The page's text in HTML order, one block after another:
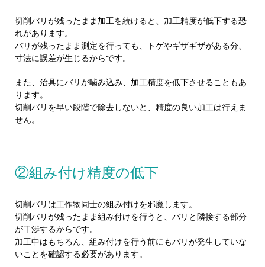
切削バリが残ったまま加工を続けると、加工精度が低下する恐
れがあります。
バリが残ったまま測定を行っても、トゲやギザギザがある分、
寸法に誤差が生じるからです。
また、治具にバリが噛み込み、加工精度を低下させることもあ
ります。
切削バリを早い段階で除去しないと、精度の良い加工は行えま
せん。
②組み付け精度の低下
切削バリは工作物同士の組み付けを邪魔します。
切削バリが残ったまま組み付けを行うと、バリと隣接する部分
が干渉するからです。
加工中はもちろん、組み付けを行う前にもバリが発生していな
いことを確認する必要があります。